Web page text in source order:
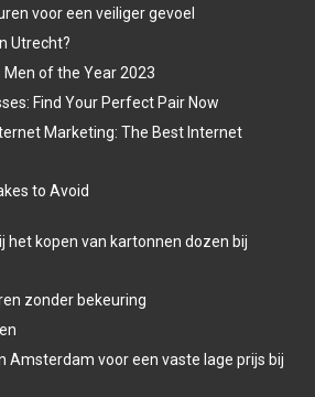
voor een veiliger gevoel
Utrecht?
of the Year 2023
Find Your Perfect Pair Now
Marketing: The Best Internet
to Avoid
het kopen van kartonnen dozen bij
zonder bekeuring
Amsterdam voor een vaste lage prijs bij